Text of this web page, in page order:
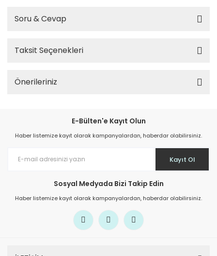
Soru & Cevap
Taksit Seçenekleri
Önerileriniz
E-Bülten'e Kayıt Olun
Haber listemize kayıt olarak kampanyalardan, haberdar olabilirsiniz.
Kayıt Ol
Sosyal Medyada Bizi Takip Edin
Haber listemize kayıt olarak kampanyalardan, haberdar olabilirsiniz.